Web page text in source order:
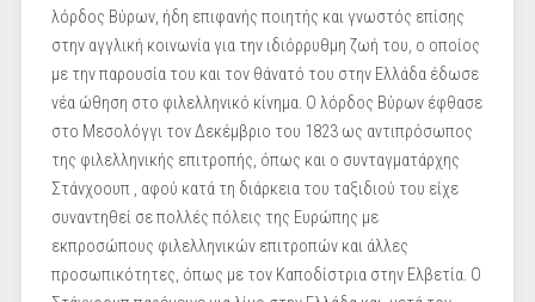
λόρδος Βύρων, ήδη επιφανής ποιητής και γνωστός επίσης
στην αγγλική κοινωνία για την ιδιόρρυθμη ζωή του, ο οποίος
με την παρουσία του και τον θάνατό του στην Ελλάδα έδωσε
νέα ώθηση στο φιλελληνικό κίνημα. Ο λόρδος Βύρων έφθασε
στο Μεσολόγγι τον Δεκέμβριο του 1823 ως αντιπρόσωπος
της φιλελληνικής επιτροπής, όπως και ο συνταγματάρχης
Στάνχοουπ , αφού κατά τη διάρκεια του ταξιδιού του είχε
συναντηθεί σε πολλές πόλεις της Ευρώπης με
εκπροσώπους φιλελληνικών επιτροπών και άλλες
προσωπικότητες, όπως με τον Καποδίστρια στην Ελβετία. Ο